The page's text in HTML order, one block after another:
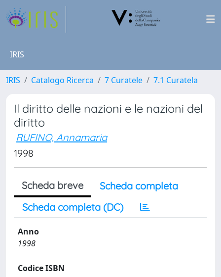
IRIS
IRIS Catalogo Ricerca 7 Curatele 7.1 Curatela
Il diritto delle nazioni e le nazioni del
diritto
RUFINO, Annamaria
1998
Scheda breve
Scheda completa
Scheda completa (DC)
Anno
1998
Codice ISBN